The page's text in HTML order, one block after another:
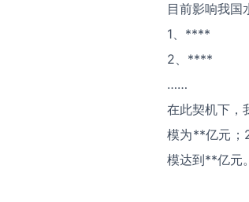
目前影响我国
1、****
2、****
……
在此契机下，
模为**亿元；
模达到**亿元。